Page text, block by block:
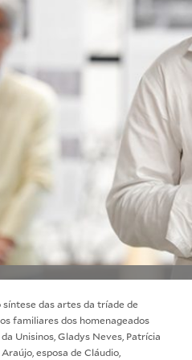
das artes da tríade de
familiares dos homenageados
Unisinos, Gladys Neves, Patrícia
esposa de Cláudio,